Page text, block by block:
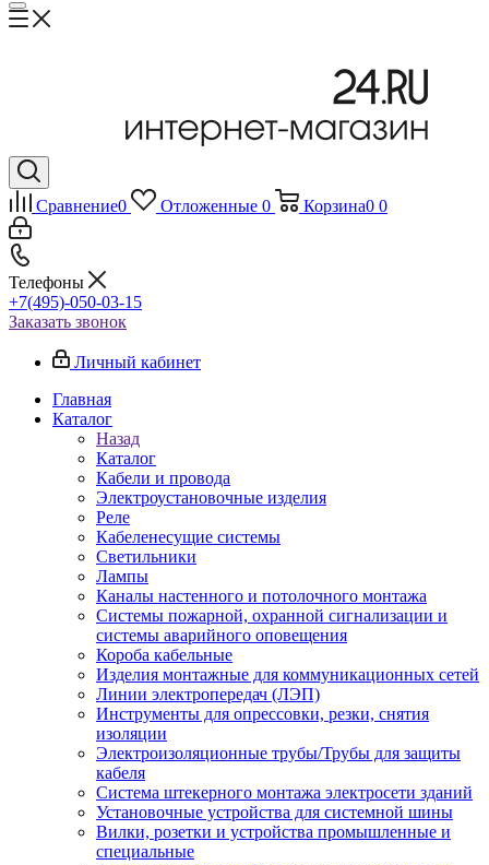
Сравнение0 Отложенные 0 Корзина0 0
Телефоны
+7(495)-050-03-15
Заказать звонок
Личный кабинет
Главная
Каталог
Назад
Каталог
Кабели и провода
Электроустановочные изделия
Реле
Кабеленесущие системы
Светильники
Лампы
Каналы настенного и потолочного монтажа
Системы пожарной, охранной сигнализации и
системы аварийного оповещения
Короба кабельные
Изделия монтажные для коммуникационных сетей
Линии электропередач (ЛЭП)
Инструменты для опрессовки, резки, снятия
изоляции
Электроизоляционные трубы/Трубы для защиты
кабеля
Система штекерного монтажа электросети зданий
Установочные устройства для системной шины
Вилки, розетки и устройства промышленные и
специальные